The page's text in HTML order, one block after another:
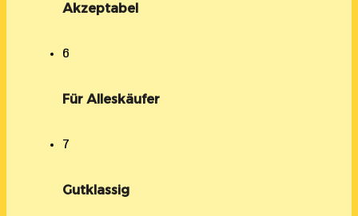
Akzeptabel
6
Für Alleskäufer
7
Gutklassig